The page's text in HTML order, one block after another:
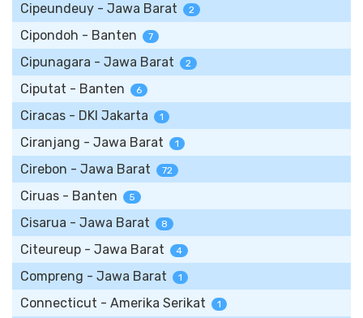
Cipeundeuy - Jawa Barat 2
Cipondoh - Banten 7
Cipunagara - Jawa Barat 2
Ciputat - Banten 6
Ciracas - DKI Jakarta 1
Ciranjang - Jawa Barat 1
Cirebon - Jawa Barat 72
Ciruas - Banten 5
Cisarua - Jawa Barat 8
Citeureup - Jawa Barat 4
Compreng - Jawa Barat 1
Connecticut - Amerika Serikat 1